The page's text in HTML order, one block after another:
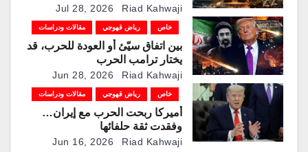
دولية لتأمين المضائقJul 28, 2026 Riad Kahwaji
خاص رياض قهوجي مقالات ودراسات
بين اتفاق سيّئ أو العودة للحرب، قد
يختار ترامب الحرب
Jun 28, 2026 Riad Kahwaji
خاص رياض قهوجي مقالات ودراسات
أميركا ربحت الحرب مع إيران…
وفقدت ثقة حلفائها
Jun 16, 2026 Riad Kahwaji